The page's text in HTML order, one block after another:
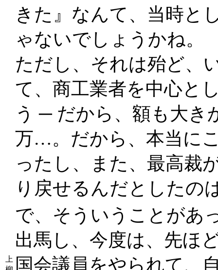
きた』なんて、当時と
ゃないでしょうかね。
ただし、それは殆ど、
て、商工業者を中心と
う ─ だから、額も大き
万…。だから、本当に
ったし、また、最高裁
り戻せるんだとしたの
上
で、そういうことがあ
出馬し、今度は、先ほ
国会議員をやられて、